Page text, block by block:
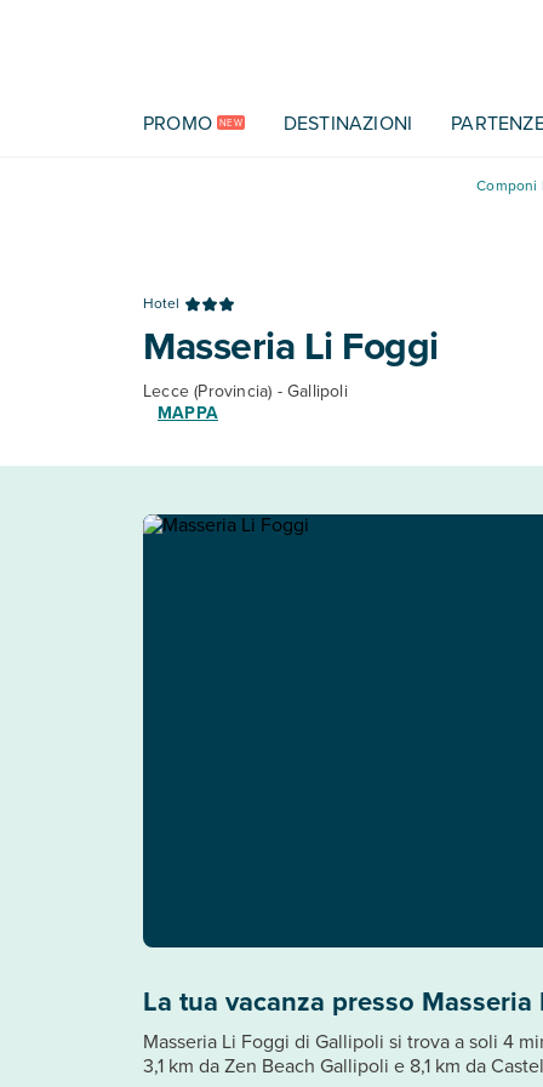
PROMO NEW DESTINAZIONI
Componi
Hotel
Masseria Li Foggi
Lecce (Provincia) - Gallipoli
MAPPA
La tua vacanza presso Masseria
Masseria Li Foggi di Gallipoli si trova a soli 4
3,1 km da Zen Beach Gallipoli e 8,1 km da